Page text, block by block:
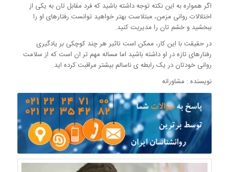
اگر همواره به این نکته توجه داشته باشید که فرد مقابل تان به یکی از
اختلالات روانی مزمن، مبتلاست بهتر خواهید توانست رفتارهای او را
ببخشید و خشم تان را مدیریت کنید.
در حقیقت با این کار، ممکن است تاثیر هر چند کوچکی بر یادگیری
رفتارهای تازه در او داشته باشید اما مساله مهم تر ان است که از سلامت
روانی خودتان در یک رابطه ی ناسالم بیشتر مراقبت کرده اید.
نویسنده : مشاورانه